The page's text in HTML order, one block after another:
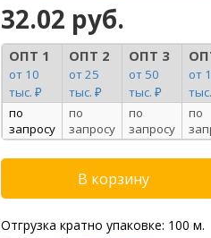
32.02 руб.
ОПТ 1
от 10
тыс. ₽
ОПТ 2
от 25
тыс. ₽
ОПТ 3
от 50
тыс. ₽
от
по
запросу
по
запросу
по
запросу
по
Отгрузка кратно упаковке: 100 м.